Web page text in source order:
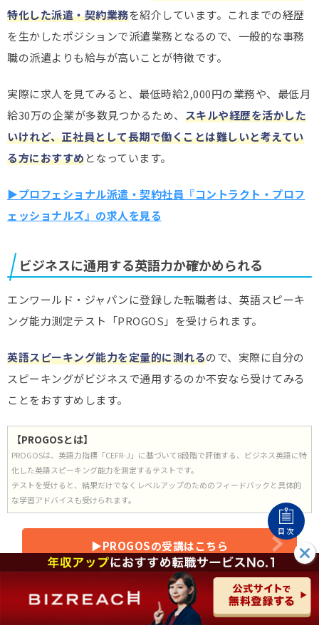
特化した派遣・契約業務を紹介しています。これまでの経歴
を生かしたポジションで派遣業務となるので、一般的な事務
職の派遣よりも給与が高いことが特徴です。
実際に求人を見てみると、最低時給2,000円の業務や、最低月
給30万の企業が多数見つかるため、 スキルや経歴を活かした
いけれど、正社員として長期で働くことは難しいと考えてい
る方におすすめとなっています。
▶︎プロフェショナル派遣・契約社員『コントラクト・プロフ
ェッショナルズ』の求人を見る
ビジネスに通用する英語力か確かめられる
エンワールド・ジャパンに登録した転職者は、英語スピーキ
ング能力測定テスト「PROGOS」を受けられます。
英語スピーキング能力を定量的に測れるので、実際に自分の
スピーキングがビジネスで通用するのか不安なら受けてみる
ことをおすすめします。
【PROGOSとは】
PROGOSは、英語力指標「CEFR-J」に基づいて8段階で評価する、ビジネス英語に特
化した英語スピーキング能力を測定するテストです。
テストを受けると、結果だけでなくレベルアップのためのフィードバックと具体的
な学習アドバイスも受けられます。
▶︎PROGOSの受講はこちら
エンワールド・ジャパンの強みはヘッドハンティ
ング
目次